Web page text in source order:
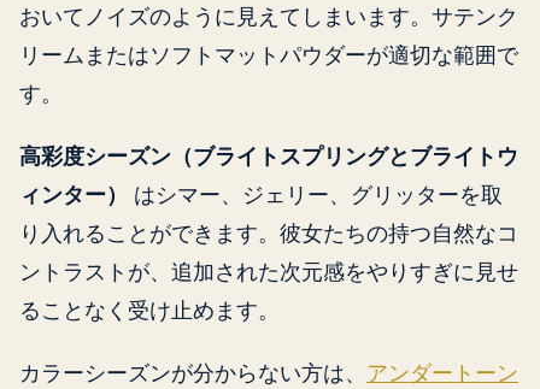
おいてノイズのように見えてしまいます。サテンク
リームまたはソフトマットパウダーが適切な範囲で
す。
高彩度シーズン（ブライトスプリングとブライトウ
ィンター）
はシマー、ジェリー、グリッターを取
り入れることができます。彼女たちの持つ自然なコ
ントラストが、追加された次元感をやりすぎに見せ
ることなく受け止めます。
カラーシーズンが分からない方は、 アンダートーン